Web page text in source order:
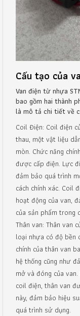
Cấu tạo của
Van điện từ nhựa
bao gồm hai thành
là mô tả chi tiết về
Coil Điện: Coil điện
thau, một vật liệu
mòn. Chức năng
được cấp điện. Lực
đảm bảo quá trình
cách chính xác. Coil
hoạt động của van,
của sản phẩm trong
Thân van: Thân van
loại nhựa có độ bền
chính của thân van
hệ thống cũng như
mở và đóng của
coil điện, thân van
này, đảm bảo hiệu
quá trình sử dụng.